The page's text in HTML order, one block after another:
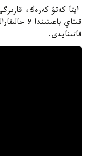
ايتا كەتۋ كەرەك،
قىتاي
قاتىنايدى.